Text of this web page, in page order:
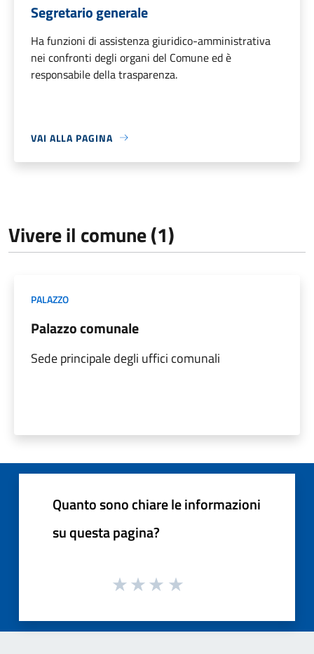
Segretario generale
Ha funzioni di assistenza giuridico-amministrativa
nei confronti degli organi del Comune ed è
responsabile della trasparenza.
VAI ALLA PAGINA
Vivere il comune (1)
PALAZZO
Palazzo comunale
Sede principale degli uffici comunali
Quanto sono chiare le informazioni
su questa pagina?